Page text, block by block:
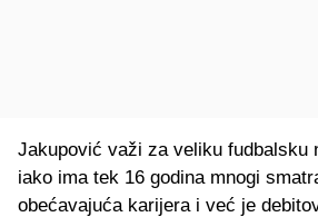
Jakupović važi za veliku fudbalsku
iako ima tek 16 godina mnogi
obećavajuća karijera i već je